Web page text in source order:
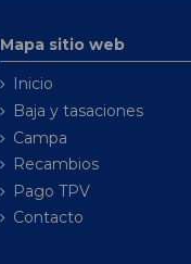
Mapa sitio web
Inicio
Baja y tasaciones
Campa
Recambios
Pago TPV
Contacto